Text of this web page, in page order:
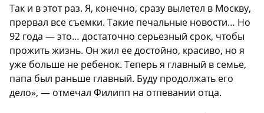
Так и в этот раз. Я, конечно, сразу вылетел в Москву,
прервал все съемки. Такие печальные новости… Но
92 года — это… достаточно серьезный срок, чтобы
прожить жизнь. Он жил ее достойно, красиво, но я
уже больше не ребенок. Теперь я главный в семье,
папа был раньше главный. Буду продолжать его
дело», — отмечал Филипп на отпевании отца.